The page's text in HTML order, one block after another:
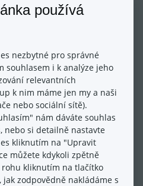
lze použít v případě
přes modul Newsletter
Newsletter) a to za účelem
sdělení v souladu s
ne úplně z pohledu GDPR
se zasíláním
chcete být hodně kreativní,
remarketingového kódu
téma
o uživateli
a to především souhlasů,
o kterých jste ho
pro zpětné dohledání
pro řešení
kontrole úřadem. Kde
evidovány Data je
Nastavení -> Správa
osobních údajů (GDPR) -> Uživatelé. Zde jsou vše
téma
používá
nezbytné pro správné
souhlasem i k analýze jeho
relevantních
k nim máme jen my a naši
nebo sociální sítě).
nám dáváte souhlas
nebo si detailně nastavte
kliknutím na "Upravit
můžete kdykoli zpětně
kliknutím na tlačítko
zodpovědně nakládáme s